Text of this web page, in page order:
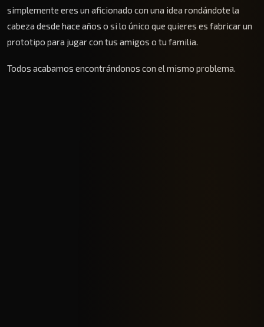
simplemente eres un aficionado con una idea rondándote la
cabeza desde hace años o si lo único que quieres es fabricar un
prototipo para jugar con tus amigos o tu familia.
Todos acabamos encontrándonos con el mismo problema.